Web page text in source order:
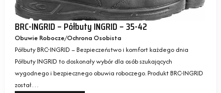
BRC-INGRID – Półbuty INGRID – 35-42
Obuwie Robocze Ochrona Osobista
Półbuty BRC-INGRID – Bezpieczeństwo i komfort każdego dnia
Półbuty INGRID to doskonały wybór dla osób szukających
wygodnego i bezpiecznego obuwia roboczego. Produkt BRC-INGRID
został…